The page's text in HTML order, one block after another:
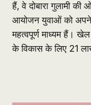
हैं, वे दोबारा गुलामी
आयोजन युवाओं को
महत्वपूर्ण माध्यम हैं। खेल
के विकास के लिए 21